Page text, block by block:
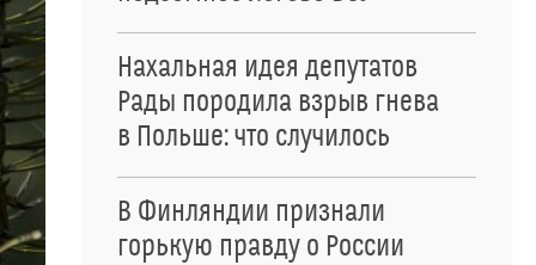
Нахальная идея депутатов
Рады породила взрыв гнева
в Польше: что случилось
В Финляндии признали
горькую правду о России